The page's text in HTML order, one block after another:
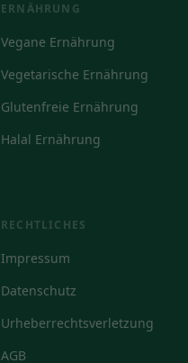
ERNÄHRUNG
Vegane Ernährung
Vegetarische Ernährung
Glutenfreie Ernährung
Halal Ernährung
RECHTLICHES
Impressum
Datenschutz
Urheberrechtsverletzung
AGB